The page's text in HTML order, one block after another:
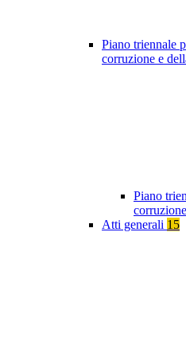
Piano triennale
corruzione e
Piano
Atti generali 15